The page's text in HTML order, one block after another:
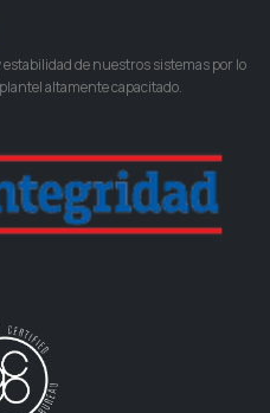
de nuestros sistemas por lo
altamente capacitado.